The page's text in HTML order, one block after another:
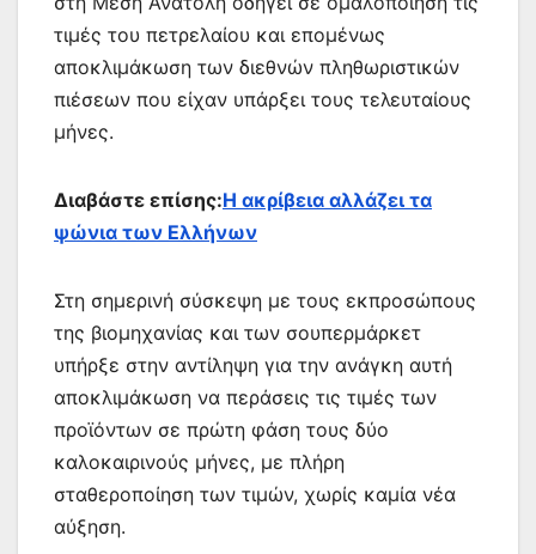
τιμές του πετρελαίου και επομένως
αποκλιμάκωση των διεθνών πληθωριστικών
πιέσεων που είχαν υπάρξει τους τελευταίους
μήνες.
Διαβάστε επίσης:Η ακρίβεια αλλάζει τα
ψώνια των Ελλήνων
Στη σημερινή σύσκεψη με τους εκπροσώπους
της βιομηχανίας και των σουπερμάρκετ
υπήρξε στην αντίληψη για την ανάγκη αυτή
αποκλιμάκωση να περάσεις τις τιμές των
προϊόντων σε πρώτη φάση τους δύο
καλοκαιρινούς μήνες, με πλήρη
σταθεροποίηση των τιμών, χωρίς καμία νέα
αύξηση.